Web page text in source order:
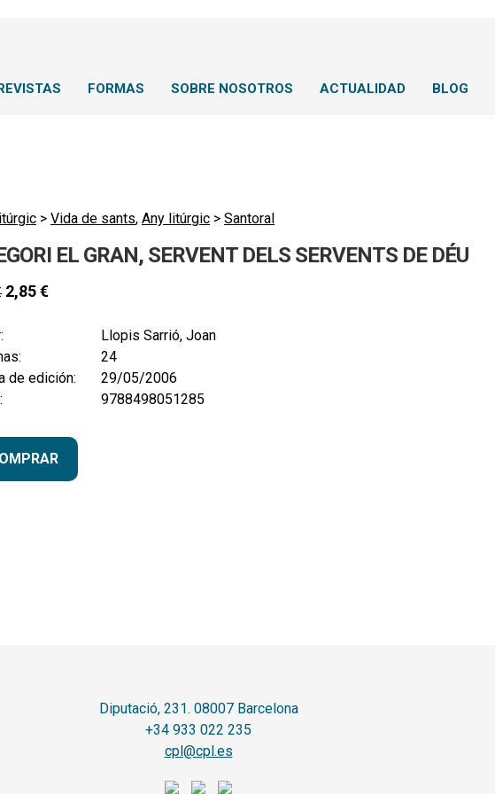
FORMAS SOBRE NOSOTROS ACTUALIDAD BLOG
> Vida de sants, Any litúrgic > Santoral
EL GRAN, SERVENT DELS SERVENTS DE DÉU
2,85€
Llopis Sarrió, Joan
24
de edición:
29/05/2006
9788498051285
Diputació, 231. 08007 Barcelona
+34 933 022 235
cpl@cpl.es